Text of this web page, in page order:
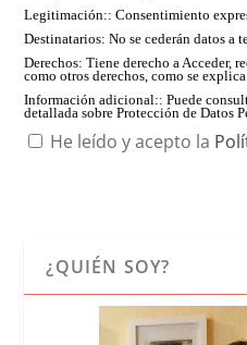
Legitimación:: Consentimiento
Destinatarios: No se cederán datos a
Derechos: Tiene derecho a Acceder,
como otros derechos, como se
Información adicional:: Puede
detallada sobre Protección de Datos
He leído y acepto la
¿QUIÉN SOY?